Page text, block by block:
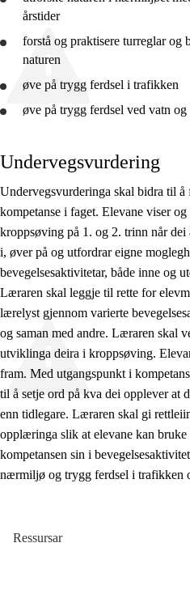
årstider
forstå og praktisere turreglar og
naturen
øve på trygg ferdsel i trafikken
øve på trygg ferdsel ved vatn
Undervegsvurdering
Undervegsvurderinga skal bidra til
kompetanse i faget. Elevane viser
kroppsøving på 1. og 2. trinn når dei
i, øver på og utfordrar eigne
bevegelsesaktivitetar, både inne og
Læraren skal leggje til rette for
lærelyst gjennom varierte
og saman med andre. Læraren skal
utviklinga deira i kroppsøving.
fram. Med utgangspunkt i
til å setje ord på kva dei opplever at
enn tidlegare. Læraren skal gi
opplæringa slik at elevane kan
kompetansen sin i
nærmiljø og trygg ferdsel i trafikken
Ressursar